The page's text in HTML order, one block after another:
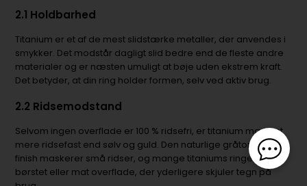
2.1 Holdbarhed
Titanium er et af de mest slidstærke metaller, der anvendes i
smykker. Det modstår dagligt slid bedre end de fleste andre
materialer og er næsten umuligt at bøje uden ekstrem kraft.
Det betyder, at din ring holder formen, selv ved aktiv brug.
2.2 Ridsemodstand
Selvom ingen overflade er 100 % ridsefri, er titanium markant
mere ridsefast end sølv og guld. Den naturlige gråtonede
finish maskerer små ridser, og mange titaniums ringe har en
børstet eller mat overflade, der yderligere skjuler tegn på